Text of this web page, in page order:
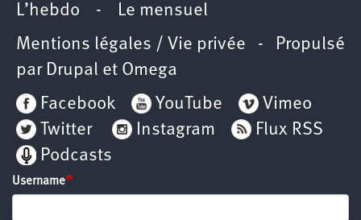
L’hebdo - Le mensuel
Mentions légales / Vie privée - Propulsé
par Drupal et Omega
Facebook
YouTube
Vimeo
Twitter
Instagram
Flux RSS
Podcasts
Username